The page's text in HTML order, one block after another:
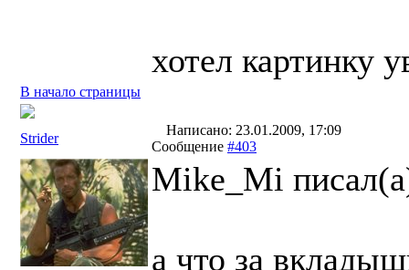
хотел картинку
В начало страницы
Strider
Написано: 23.01.2009, 17:09
Сообщение #403
Mike_Mi
а что за